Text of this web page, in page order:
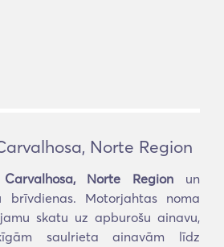
Norte Region
Norte Region un
brīvdienas. Motorjahtas noma
skatu uz apburošu ainavu,
saulrieta ainavām līdz